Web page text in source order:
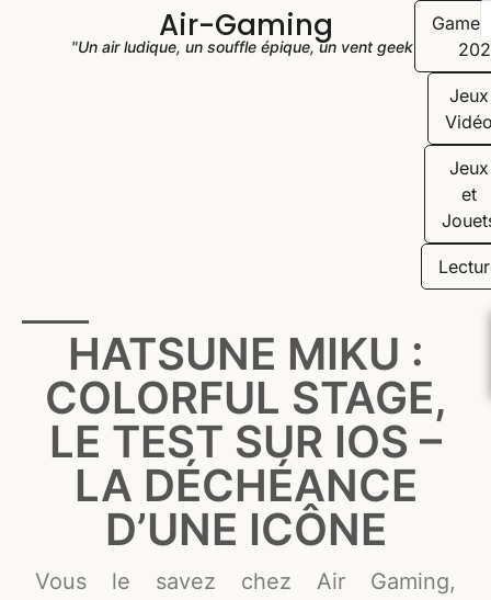
Air-Gaming
"Un air ludique, un souffle épique, un vent geek"
Jeux
Jeux
et
HATSUNE MIKU :
COLORFUL STAGE,
LE TEST SUR IOS –
LA DÉCHÉANCE
D’UNE ICÔNE
Vous le savez chez Air Gaming,